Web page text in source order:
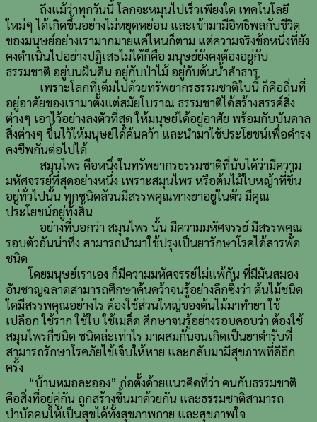
ถึงแม้ว่าทุกวันนี้ โลกจะหมุนไปเร็วเพียงใด เทคโนโลยี
ใหม่ๆ ได้เกิดขึ้นอย่างไม่หยุดหย่อน และเข้ามามีอิทธิพลกับชีวิต
ของมนุษย์อย่างเรามากมายแค่ไหนก็ตาม แต่ความจริงข้อหนึ่งที่ยัง
คงดำเนินไปอย่างปฏิเสธไม่ได้ก็คือ มนุษย์ยังคงต้องอยู่กับ
ธรรมชาติ อยู่บนผืนดิน อยู่กับป่าไม้ อยู่กับต้นน้ำลำธาร
เพราะโลกที่เต็มไปด้วยทรัพยากรธรรมชาติใบนี้ ก็คือถิ่นที่
อยู่อาศัยของเรามาตั้งแต่สมัยโบราณ ธรรมชาติได้สร้างสรรค์สิ่ง
ต่างๆ เอาไว้อย่างลงตัวที่สุด ให้มนุษย์ได้อยู่อาศัย พร้อมกับบันดาล
สิ่งต่างๆ ขึ้นไว้ให้มนุษย์ได้ค้นคว้า และนำมาใช้ประโยชน์เพื่อดำรง
คงชีพกันต่อไปได้
สมุนไพร คือหนึ่งในทรัพยากรธรรมชาติที่นับได้ว่ามีความ
มหัศจรรย์ที่สุดอย่างหนึ่ง เพราะสมุนไพร หรือต้นไม้ใบหญ้าที่ขึ้น
อยู่ทั่วไปนั้น ทุกชนิดล้วนมีสรรพคุณทางยาอยู่ในตัว มีคุณ
ประโยชน์อยู่ทั้งสิ้น
อย่างที่บอกว่า สมุนไพร นั้น มีความมหัศจรรย์ มีสรรพคุณ
รอบตัวอันน่าทึ่ง สามารถนำมาใช้ปรุงเป็นยารักษาโรคได้สารพัด
ชนิด
โดยมนุษย์เราเอง ก็มีความมหัศจรรย์ไม่แพ้กัน ที่มีมันสมอง
อันชาญฉลาดสามารถศึกษาค้นคว้าจนรู้อย่างลึกซึ้งว่า ต้นไม้ชนิด
ใดมีสรรพคุณอย่างไร ต้องใช้ส่วนใหญ่ของต้นไม้มาทำยา ใช้
เปลือก ใช้ราก ใช้ใบ ใช้เมล็ด ศึกษาจนรู้อย่างรอบคอบว่า ต้องใช้
สมุนไพรกี่ชนิด ชนิดล่ะเท่าไร มาผสมกันจนเกิดเป็นยาตำรับที่
สามารถรักษาโรคภัยไข้เจ็บให้หาย และกลับมามีสุขภาพที่ดีอีก
ครั้ง
“บ้านหมอละออง” ก่อตั้งด้วยแนวคิดที่ว่า คนกับธรรมชาติ
คือสิ่งที่อยู่คู่กัน ถูกสร้างขึ้นมาด้วยกัน และธรรมชาติสามารถ
บำบัดคนให้เป็นสุขได้ทั้งสุขภาพกาย และสุขภาพใจ